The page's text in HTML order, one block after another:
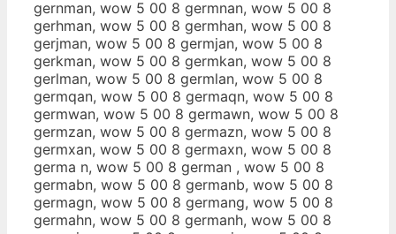
gernman, wow 5 00 8 germnan, wow 5 00 8
gerhman, wow 5 00 8 germhan, wow 5 00 8
gerjman, wow 5 00 8 germjan, wow 5 00 8
gerkman, wow 5 00 8 germkan, wow 5 00 8
gerlman, wow 5 00 8 germlan, wow 5 00 8
germqan, wow 5 00 8 germaqn, wow 5 00 8
germwan, wow 5 00 8 germawn, wow 5 00 8
germzan, wow 5 00 8 germazn, wow 5 00 8
germxan, wow 5 00 8 germaxn, wow 5 00 8
germa n, wow 5 00 8 german , wow 5 00 8
germabn, wow 5 00 8 germanb, wow 5 00 8
germagn, wow 5 00 8 germang, wow 5 00 8
germahn, wow 5 00 8 germanh, wow 5 00 8